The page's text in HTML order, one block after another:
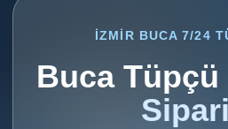
İZMIR BUCA 7/24
Buca Tüpçü